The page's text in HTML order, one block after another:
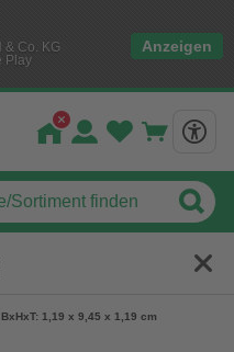
& Co. KG
Play
Anzeigen
1,19 x 9,45 x 1,19 cm